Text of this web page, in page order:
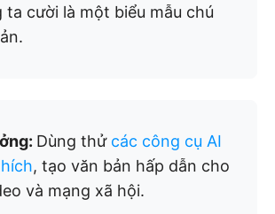
ta cười là một biểu mẫu chú
Dùng thử các công cụ AI
, tạo văn bản hấp dẫn cho
và mạng xã hội.